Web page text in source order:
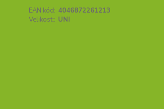
EAN kód: 4046872261213
Velikost:: UNI